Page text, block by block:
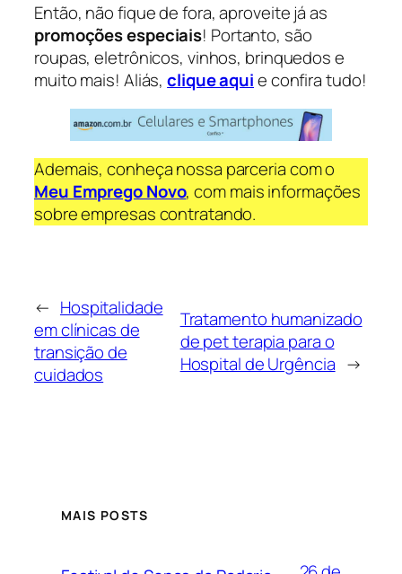
Então, não fique de fora, aproveite já as
promoções especiais! Portanto, são
roupas, eletrônicos, vinhos, brinquedos e
muito mais! Aliás,clique aquie confira tudo!
Ademais, conheça nossa parceria com o
Meu Emprego Novo, com mais informações
sobre empresas contratando.
← Hospitalidade
em clínicas de
transição de
cuidados
Tratamento humanizado
de pet terapia para o
Hospital de Urgência →
MAIS POSTS